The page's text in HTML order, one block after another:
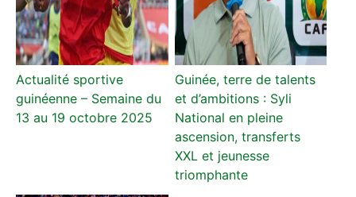
Actualité sportive
guinéenne – Semaine du
13 au 19 octobre 2025
Guinée, terre de talents
et d’ambitions : Syli
National en pleine
ascension, transferts
XXL et jeunesse
triomphante